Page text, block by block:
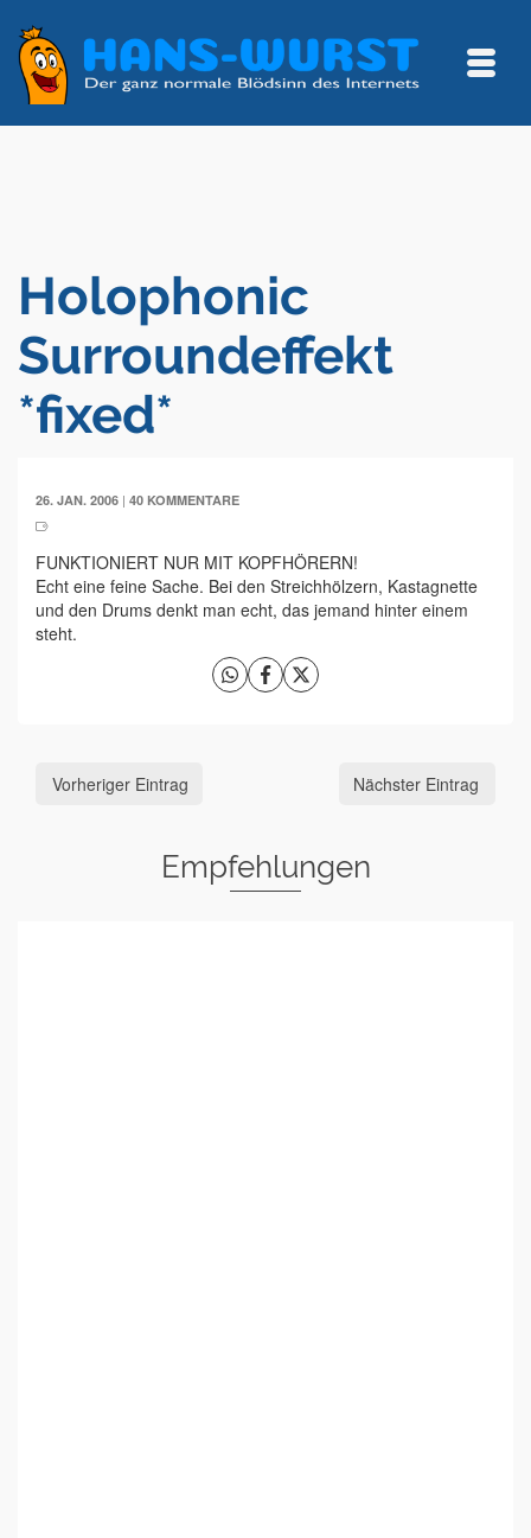
Holophonic
Surroundeffekt
*fixed*
26. JAN. 2006 | 40 KOMMENTARE
FUNKTIONIERT NUR MIT KOPFHÖRERN!
Echt eine feine Sache. Bei den Streichhölzern, Kastagnette
und den Drums denkt man echt, das jemand hinter einem
steht.
Vorheriger Eintrag Nächster Eintrag
Empfehlungen